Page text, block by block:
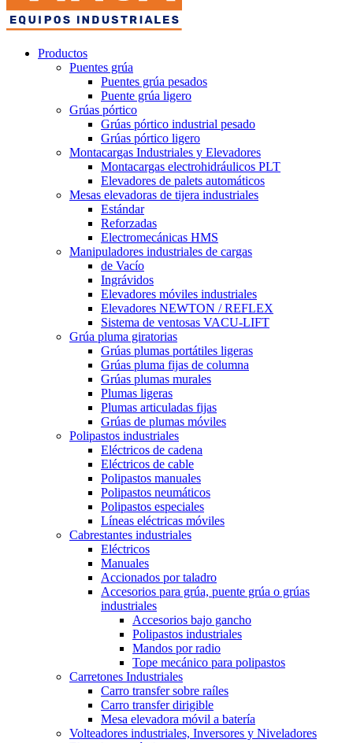
Productos
Puentes grúa
Puentes grúa pesados
Puente grúa ligero
Grúas pórtico
Grúas pórtico industrial pesado
Grúas pórtico ligero
Montacargas Industriales y Elevadores
Montacargas electrohidráulicos PLT
Elevadores de palets automáticos
Mesas elevadoras de tijera industriales
Estándar
Reforzadas
Electromecánicas HMS
Manipuladores industriales de cargas
de Vacío
Ingrávidos
Elevadores móviles industriales
Elevadores NEWTON / REFLEX
Sistema de ventosas VACU-LIFT
Grúa pluma giratorias
Grúas plumas portátiles ligeras
Grúas pluma fijas de columna
Grúas plumas murales
Plumas ligeras
Plumas articuladas fijas
Grúas de plumas móviles
Polipastos industriales
Eléctricos de cadena
Eléctricos de cable
Polipastos manuales
Polipastos neumáticos
Polipastos especiales
Líneas eléctricas móviles
Cabrestantes industriales
Eléctricos
Manuales
Accionados por taladro
Accesorios para grúa, puente grúa o grúas
industriales
Accesorios bajo gancho
Polipastos industriales
Mandos por radio
Tope mecánico para polipastos
Carretones Industriales
Carro transfer sobre raíles
Carro transfer dirigible
Mesa elevadora móvil a batería
Volteadores industriales, Inversores y Niveladores